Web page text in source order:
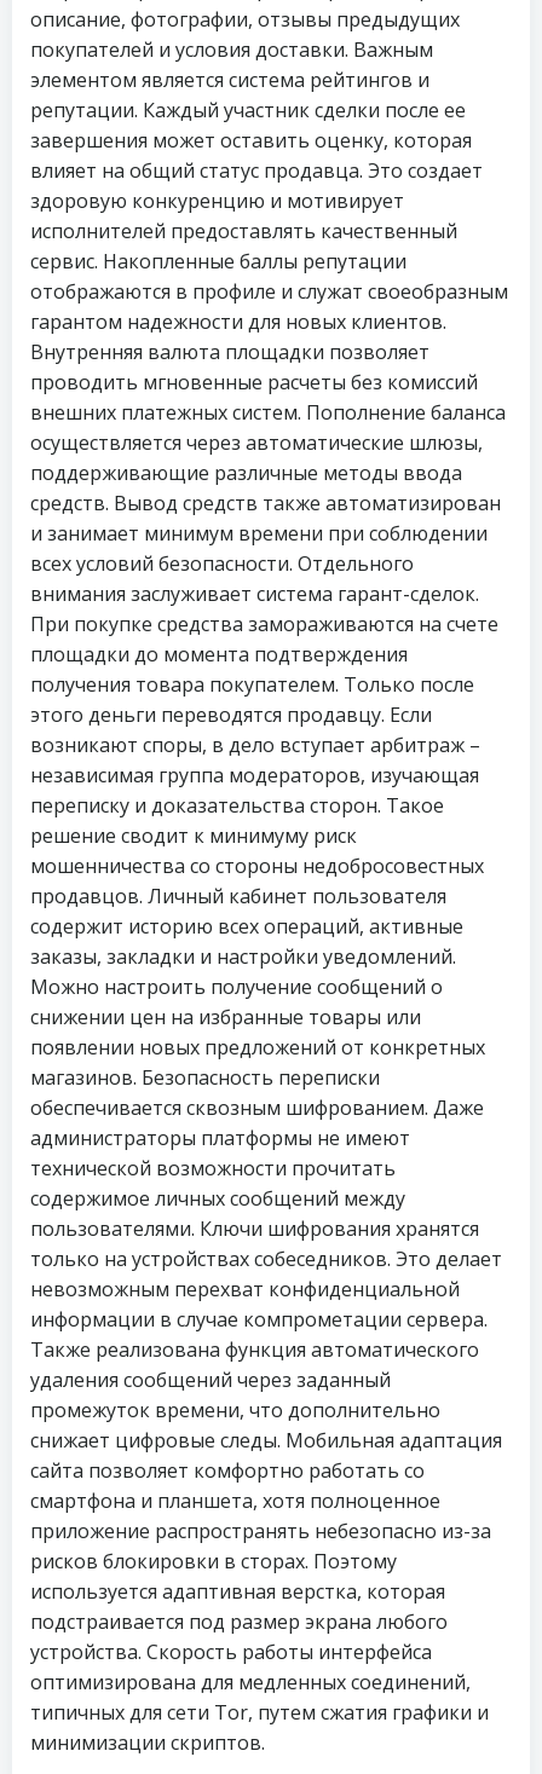
описание, фотографии, отзывы предыдущих
покупателей и условия доставки. Важным
элементом является система рейтингов и
репутации. Каждый участник сделки после ее
завершения может оставить оценку, которая
влияет на общий статус продавца. Это создает
здоровую конкуренцию и мотивирует
исполнителей предоставлять качественный
сервис. Накопленные баллы репутации
отображаются в профиле и служат своеобразным
гарантом надежности для новых клиентов.
Внутренняя валюта площадки позволяет
проводить мгновенные расчеты без комиссий
внешних платежных систем. Пополнение баланса
осуществляется через автоматические шлюзы,
поддерживающие различные методы ввода
средств. Вывод средств также автоматизирован
и занимает минимум времени при соблюдении
всех условий безопасности. Отдельного
внимания заслуживает система гарант-сделок.
При покупке средства замораживаются на счете
площадки до момента подтверждения
получения товара покупателем. Только после
этого деньги переводятся продавцу. Если
возникают споры, в дело вступает арбитраж –
независимая группа модераторов, изучающая
переписку и доказательства сторон. Такое
решение сводит к минимуму риск
мошенничества со стороны недобросовестных
продавцов. Личный кабинет пользователя
содержит историю всех операций, активные
заказы, закладки и настройки уведомлений.
Можно настроить получение сообщений о
снижении цен на избранные товары или
появлении новых предложений от конкретных
магазинов. Безопасность переписки
обеспечивается сквозным шифрованием. Даже
администраторы платформы не имеют
технической возможности прочитать
содержимое личных сообщений между
пользователями. Ключи шифрования хранятся
только на устройствах собеседников. Это делает
невозможным перехват конфиденциальной
информации в случае компрометации сервера.
Также реализована функция автоматического
удаления сообщений через заданный
промежуток времени, что дополнительно
снижает цифровые следы. Мобильная адаптация
сайта позволяет комфортно работать со
смартфона и планшета, хотя полноценное
приложение распространять небезопасно из-за
рисков блокировки в сторах. Поэтому
используется адаптивная верстка, которая
подстраивается под размер экрана любого
устройства. Скорость работы интерфейса
оптимизирована для медленных соединений,
типичных для сети Tor, путем сжатия графики и
минимизации скриптов.